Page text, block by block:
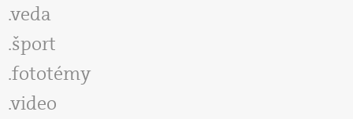
veda
šport
fototémy
video